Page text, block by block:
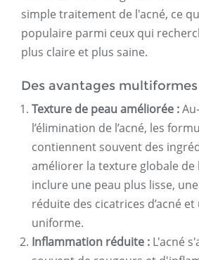
simple traitement de l'acné, ce
populaire parmi ceux qui
plus claire et plus saine.
Des avantages multiformes
Texture de peau améliorée :
l’élimination de l’acné, les
contiennent souvent des
améliorer la texture globale de
inclure une peau plus lisse,
réduite des cicatrices d’acné
uniforme.
Inflammation réduite : L'acné